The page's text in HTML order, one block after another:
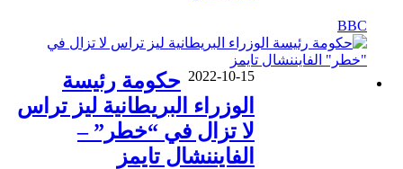
BBC
2022-10-15 حكومة رئيسة
الوزراء البريطانية ليز تراس
لا تزال في “خطر” –
الفايننشال تايمز